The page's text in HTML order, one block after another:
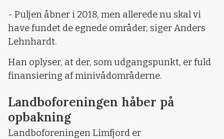
- Puljen åbner i 2018, men allerede nu skal vi
have fundet de egnede områder, siger Anders
Lehnhardt.
Han oplyser, at der, som udgangspunkt, er fuld
finansiering af minivådområderne.
Landboforeningen håber på
opbakning
Landboforeningen Limfjord er